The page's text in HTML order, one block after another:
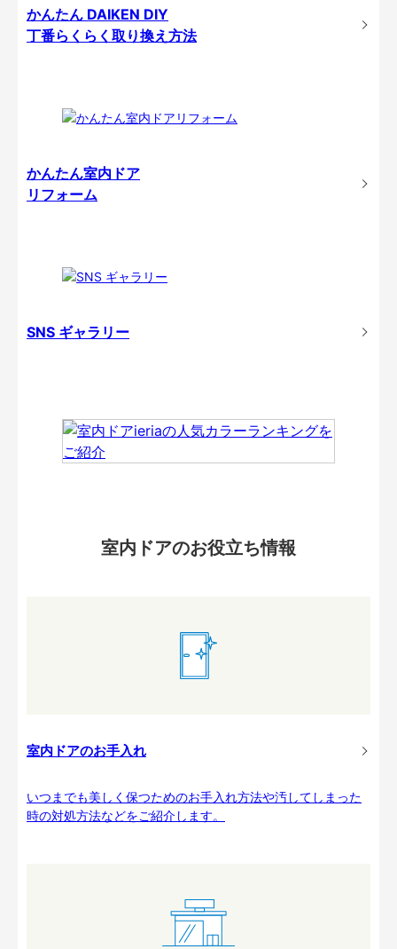
かんたん DAIKEN DIY
丁番らくらく取り換え方法
かんたん室内ドア
リフォーム
SNS ギャラリー
室内ドアのお役立ち情報
室内ドアのお手入れ
いつまでも美しく保つためのお手入れ方法や汚してしまった
時の対処方法などをご紹介します。